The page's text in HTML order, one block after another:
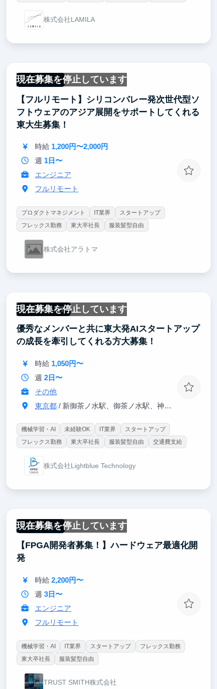
株式会社LAMILA
現在募集を停止しています
フルリモート
【フルリモート】シリコンバレー発次世代型ソ
フトウェアのアジア展開をサポートしてくれる
東大生募集！
時給 1,200円〜2,000円
週 1日〜
エンジニア
フルリモート
プロダクトマネジメント IT業界
スタートアップ
フレックス勤務
東大卒社長 服装髪型自由
株式会社アラトマ
現在募集を停止しています
一部リモート可
優秀なメンバーと共に東大発AIスタートアップ
の成長を牽引してくれる方大募集！
時給 1,050円〜
週 2日〜
その他
東京都/ 新御茶ノ水駅、御茶ノ水駅、神保町より約5分
機械学習・AI 未経験OK IT業界
スタートアップ
フレックス勤務
東大卒社長 服装髪型自由 交通費支給
株式会社Lightblue Technology
現在募集を停止しています
フルリモート
【FPGA開発者募集！】ハードウェア最適化開
発
時給 2,200円〜
週 3日〜
エンジニア
フルリモート
機械学習・AI IT業界 スタートアップ
フレックス勤務
東大卒社長
服装髪型自由
TRUST SMITH株式会社